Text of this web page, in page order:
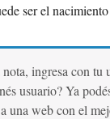
ser el
nota, ingresa con tu
usuario? Ya
una web con el